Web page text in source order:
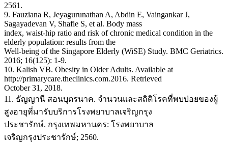
2561.
9. Fauziana R, Jeyagurunathan A, Abdin E, Vaingankar J,
Sagayadevan V, Shafie S, et al. Body mass
index, waist-hip ratio and risk of chronic medical condition in the
elderly population: results from the
Well-being of the Singapore Elderly (WiSE) Study. BMC Geriatrics.
2016; 16(125): 1-9.
10. Kalish VB. Obesity in Older Adults. Available at
http://primarycare.theclinics.com.2016. Retrieved
October 31, 2018.
11. ธัญญานี สอนบุตรนาค. จำนวนและสถิติโรคที่พบบ่อยของผู้
สูงอายุที่มารับบริการโรงพยาบาลเจริญกรุง
ประชารักษ์. กรุงเทพมหานคร: โรงพยาบาล
เจริญกรุงประชารักษ์; 2560.